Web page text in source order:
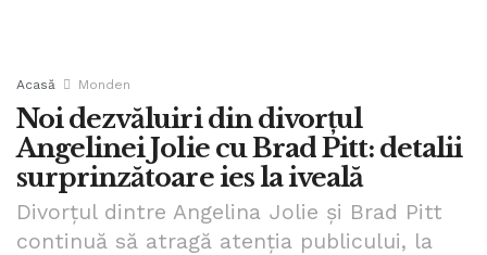
Acasă Monden
Noi dezvăluiri din divorțul
Angelinei Jolie cu Brad Pitt: detalii
surprinzătoare ies la iveală
Divorțul dintre Angelina Jolie și Brad Pitt
continuă să atragă atenția publicului, la